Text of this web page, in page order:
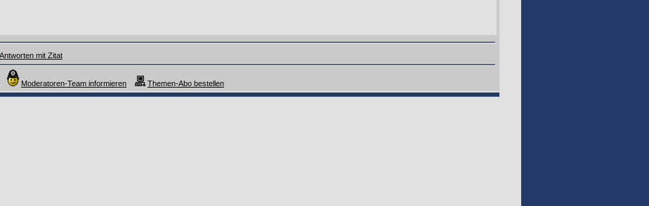
Antworten mit Zitat
Moderatoren-Team informieren Themen-Abo bestellen